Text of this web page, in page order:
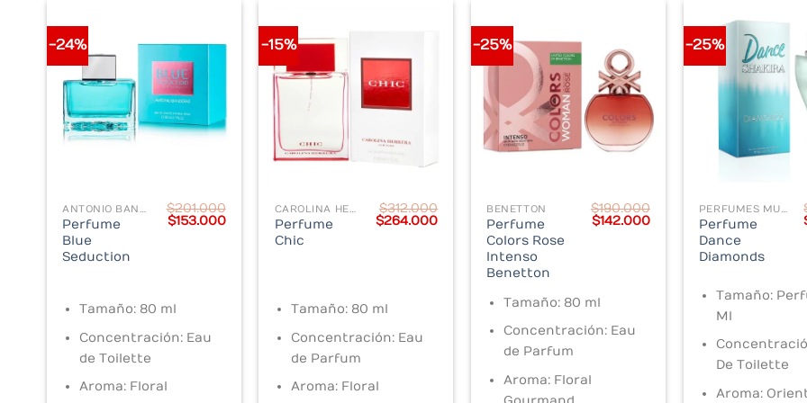
-24%
Perfume
Blue
Seduction
$201.000
Original
$153.000Current
Tamaño: 80 ml
Concentración: Eau
de Toilette
Aroma: Floral
-15%
Perfume
Chic
$312.000
Original
$264.000Current
$264.000.
Tamaño: 80 ml
Concentración: Eau
de Parfum
Aroma: Floral
-25%
BENETTON
Perfume
Colors Rose
Intenso
Benetton
$190.000
Original
$142.000Current
$142.000.
Tamaño: 80 ml
Concentración: Eau
de Parfum
Aroma: Floral
-25%
Perfume
Dance
Diamonds
Tamaño:
Ml
De Toilette
Aroma: